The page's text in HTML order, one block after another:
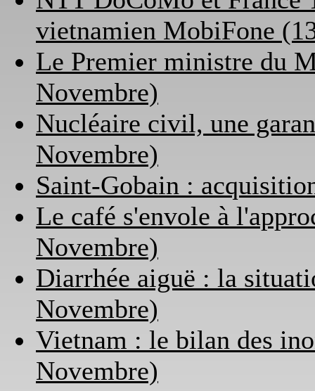
vietnamien MobiFone
Le Premier ministre du
Novembre)
Nucléaire civil, une
Novembre)
Saint-Gobain :
Le café s'envole à
Novembre)
Diarrhée aiguë : la
Novembre)
Vietnam : le bilan des
Novembre)